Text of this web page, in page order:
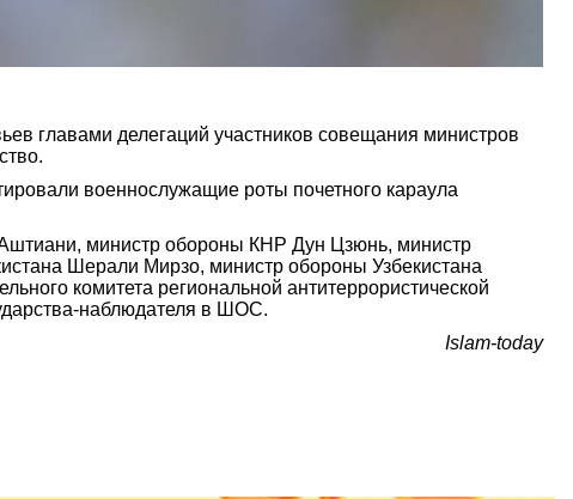
главами делегаций участников совещания министров
военнослужащие роты почетного караула
министр обороны КНР Дун Цзюнь, министр
Шерали Мирзо, министр обороны Узбекистана
комитета региональной антитеррористической
наблюдателя в ШОС.
Islam-today